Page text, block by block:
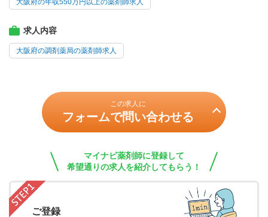
大阪府の年収550万円以上の薬剤師求人
求人内容
大阪府の調剤薬局の薬剤師求人
この求人に
フォームで問い合わせる
マイナビ薬剤師に登録して
希望通りの求人を紹介してもらう！
ご登録